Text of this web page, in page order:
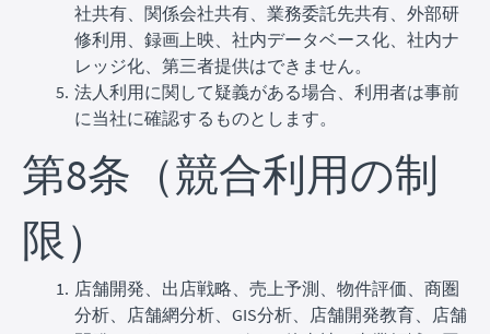
社共有、関係会社共有、業務委託先共有、外部研
修利用、録画上映、社内データベース化、社内ナ
レッジ化、第三者提供はできません。
法人利用に関して疑義がある場合、利用者は事前
に当社に確認するものとします。
第8条（競合利用の制
限）
店舗開発、出店戦略、売上予測、物件評価、商圏
分析、店舗網分析、GIS分析、店舗開発教育、店舗